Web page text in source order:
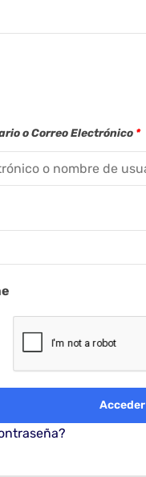
o Correo Electrónico *
Acceder